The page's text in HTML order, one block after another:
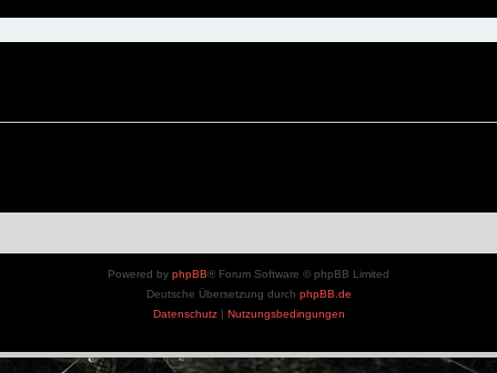
Powered by phpBB® Forum Software © phpBB Limited
Deutsche Übersetzung durch phpBB.de
Datenschutz| Nutzungsbedingungen